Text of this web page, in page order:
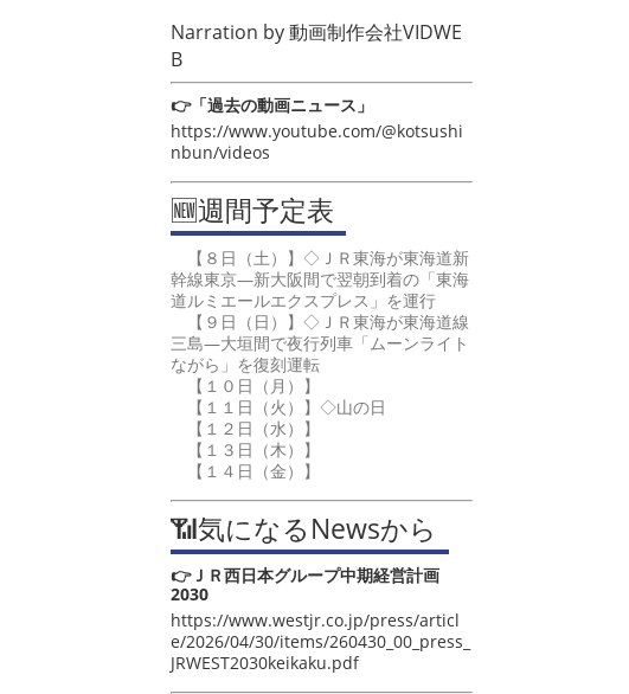
Narration by動画制作会社VIDWE
B
👉「過去の動画ニュース」
https://www.youtube.com/@kotsushi
nbun/videos
🆕週間予定表
【８日（土）】◇ＪＲ東海が東海道新
幹線東京―新大阪間で翌朝到着の「東海
道ルミエールエクスプレス」を運行
【９日（日）】◇ＪＲ東海が東海道線
三島―大垣間で夜行列車「ムーンライト
ながら」を復刻運転
【１０日（月）】
【１１日（火）】◇山の日
【１２日（水）】
【１３日（木）】
【１４日（金）】
📶気になるNewsから
👉ＪＲ西日本グループ中期経営計画
2030
https://www.westjr.co.jp/press/articl
e/2026/04/30/items/260430_00_press_
JRWEST2030keikaku.pdf